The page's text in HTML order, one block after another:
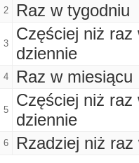
2 Raz w tygodniu
3
Częściej niż
dziennie
4 Raz w miesiącu
5
Częściej niż
dziennie
6 Rzadziej niż raz